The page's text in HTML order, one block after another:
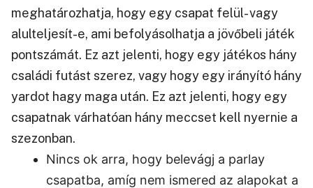
meghatározhatja, hogy egy csapat felül- vagy
alulteljesít-e, ami befolyásolhatja a jövőbeli játék
pontszámát. Ez azt jelenti, hogy egy játékos hány
családi futást szerez, vagy hogy egy irányító hány
yardot hagy maga után. Ez azt jelenti, hogy egy
csapatnak várhatóan hány meccset kell nyernie a
szezonban.
Nincs ok arra, hogy belevágj a parlay
csapatba, amíg nem ismered az alapokat a